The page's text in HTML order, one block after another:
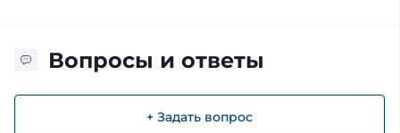
Вопросы и ответы
+ Задать вопрос